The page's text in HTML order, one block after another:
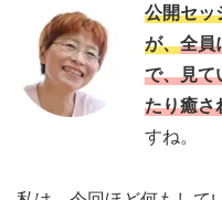
公開セッ
が、全員
で、見て
たり癒さ
すね。